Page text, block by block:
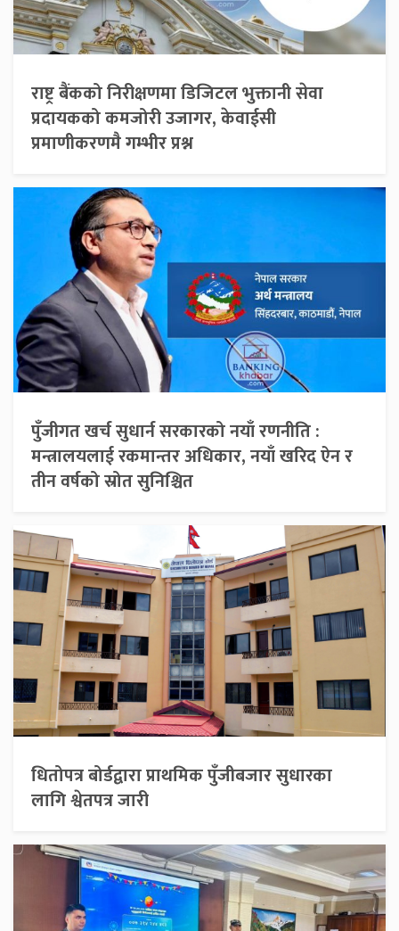
राष्ट्र बैंकको निरीक्षणमा डिजिटल भुक्तानी सेवा
प्रदायकको कमजोरी उजागर, केवाईसी
प्रमाणीकरणमै गम्भीर प्रश्न
पुँजीगत खर्च सुधार्न सरकारको नयाँ रणनीति :
मन्त्रालयलाई रकमान्तर अधिकार, नयाँ खरिद ऐन र
तीन वर्षको स्रोत सुनिश्चित
धितोपत्र बोर्डद्वारा प्राथमिक पुँजीबजार सुधारका
लागि श्वेतपत्र जारी